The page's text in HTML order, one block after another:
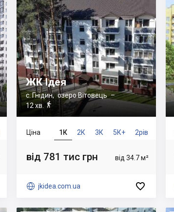
ЖК Ідея
с. Гнідин,озеро Вітовець–
12 хв.

1К 2К 3К 5К+ 2рів
Ціна
від 34.7 м²
від 781 тис грн
 jkidea.com.ua 